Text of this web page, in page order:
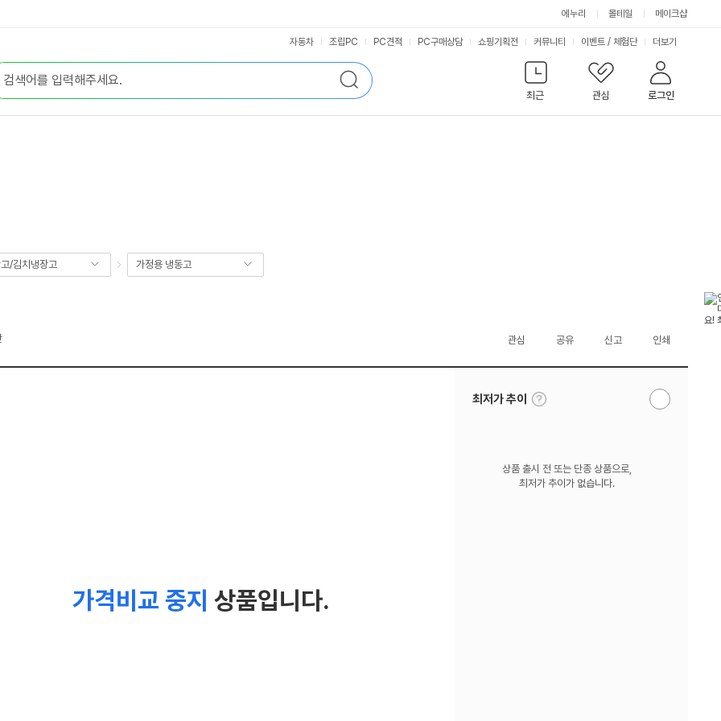
에누리 몰테일 메이크샵
검
색
최근
관심 로그인
자동차 조립PC PC견적 PC구매상담 쇼핑기획전 커뮤니티 이벤트 / 체험단 서
비
스
더보기
/김치냉장고 가정용 냉동고
관심 공유 신고 인쇄
가격비교 중지 상품입니다.
최저가 추이
툴
팁
알
상품 출시 전 또는 단종 상품으로,
최저가 추이가 없습니다.